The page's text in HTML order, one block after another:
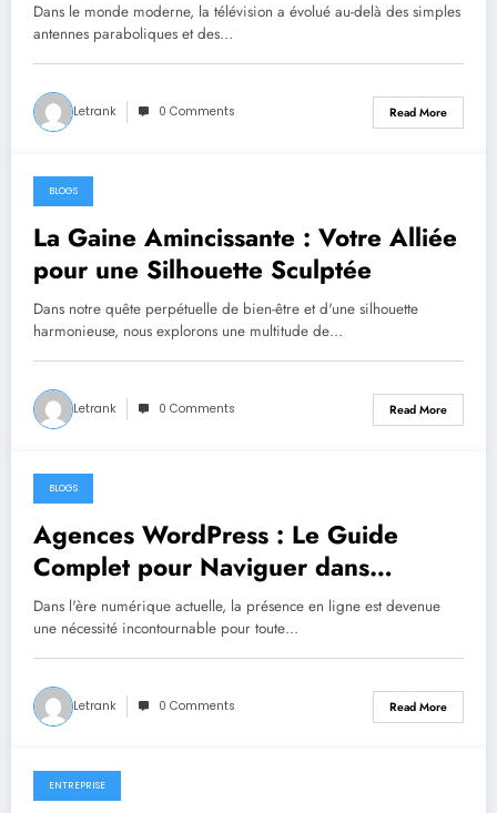
Dans le monde moderne, la télévision a évolué au-delà des simples
antennes paraboliques et des…
Letrank 0 Comments Read More
September 24, 2024
BLOGS
La Gaine Amincissante : Votre Alliée
pour une Silhouette Sculptée
Dans notre quête perpétuelle de bien-être et d'une silhouette
harmonieuse, nous explorons une multitude de…
Letrank 0 Comments Read More
September 21, 2024
BLOGS
Agences WordPress : Le Guide
Complet pour Naviguer dans
l’Univers WordPress et Trouver le
Partenaire Idéal pour votre Projet
Web
Dans l'ère numérique actuelle, la présence en ligne est devenue
une nécessité incontournable pour toute…
Letrank 0 Comments Read More
September 21, 2024
ENTREPRISE